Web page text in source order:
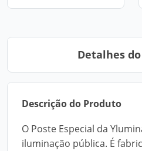
Detalhes
Descrição do Produto
O Poste Especial da
iluminação pública. É